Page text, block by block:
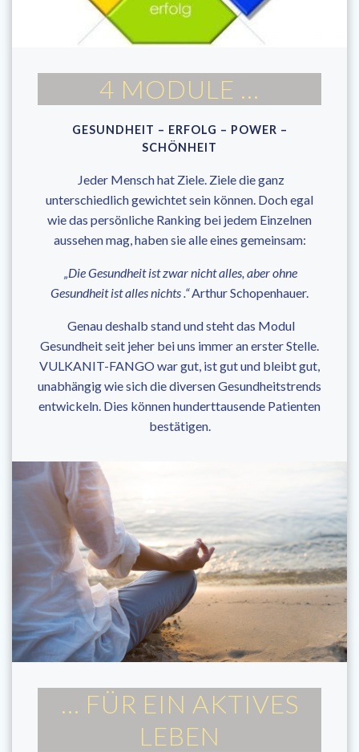
4 MODULE …
GESUNDHEIT – ERFOLG – POWER –
SCHÖNHEIT
Jeder Mensch hat Ziele. Ziele die ganz
unterschiedlich gewichtet sein können. Doch egal
wie das persönliche Ranking bei jedem Einzelnen
aussehen mag, haben sie alle eines gemeinsam:
„Die Gesundheit ist zwar nicht alles, aber ohne
Gesundheit ist alles nichts .“Arthur Schopenhauer.
Genau deshalb stand und steht das Modul
Gesundheit seit jeher bei uns immer an erster Stelle.
VULKANIT-FANGO war gut, ist gut und bleibt gut,
unabhängig wie sich die diversen Gesundheitstrends
entwickeln. Dies können hunderttausende Patienten
bestätigen.
… FÜR EIN AKTIVES
LEBEN